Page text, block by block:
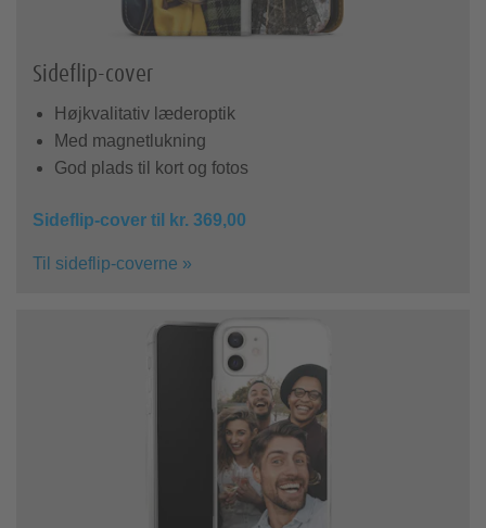
Sideflip-cover
Højkvalitativ læderoptik
Med magnetlukning
God plads til kort og fotos
Sideflip-cover til kr. 369,00
Til sideflip-coverne »